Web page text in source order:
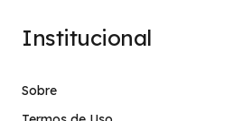
Institucional
Sobre